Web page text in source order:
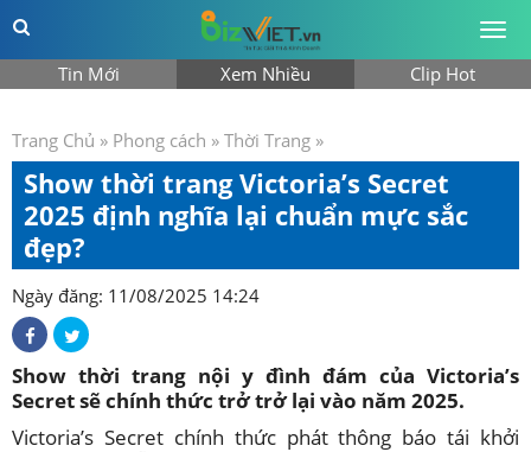
Tin Mới Xem Nhiều Clip Hot
Trang Chủ » Phong cách » Thời Trang »
Show thời trang Victoria’s Secret
2025 định nghĩa lại chuẩn mực sắc
đẹp?
Ngày đăng: 11/08/2025 14:24
Show thời trang nội y đình đám của Victoria’s
Secret sẽ chính thức trở trở lại vào năm 2025.
Victoria’s Secret chính thức phát thông báo tái khởi